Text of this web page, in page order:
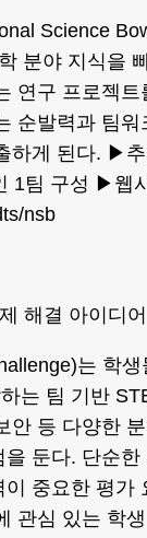
Science
분야 지식을
연구 프로젝
순발력과 팀
하게 된다. ▶
1팀 구성 ▶웹
nsb
해결 아이디어
는 학
는 팀 기반
안 등 다양한
둔다. 단순
이 중요한 평
관심 있는 학